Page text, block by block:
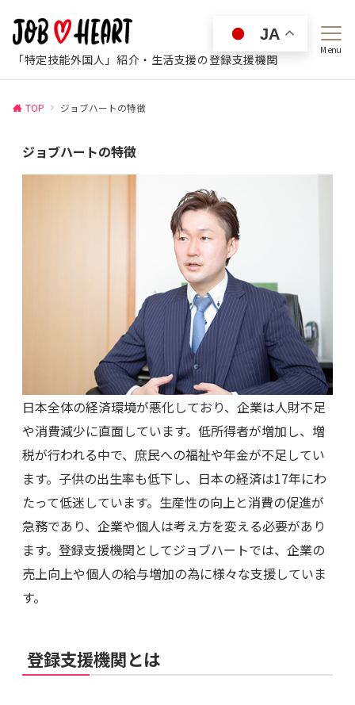
「特定技能外国人」紹介・生活支援の登録支援機関
Menu
TOP ジョブハートの特徴
ジョブハートの特徴
日本全体の経済環境が悪化しており、企業は人財不足
や消費減少に直面しています。低所得者が増加し、増
税が行われる中で、庶民への福祉や年金が不足してい
ます。子供の出生率も低下し、日本の経済は17年にわ
たって低迷しています。生産性の向上と消費の促進が
急務であり、企業や個人は考え方を変える必要があり
ます。登録支援機関としてジョブハートでは、企業の
売上向上や個人の給与増加の為に様々な支援していま
す。
登録支援機関とは
JA